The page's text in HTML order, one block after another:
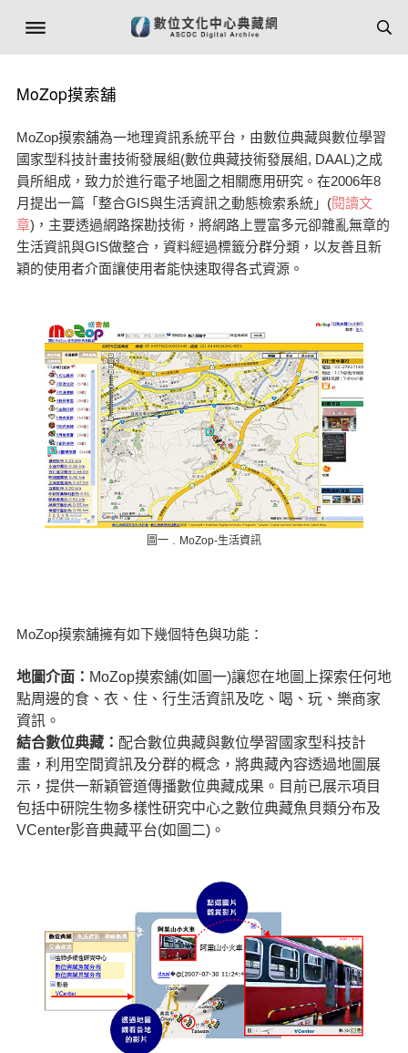
MoZop摸索舖
MoZop摸索舖為一地理資訊系統平台，由數位典藏與數位學習
國家型科技計畫技術發展組(數位典藏技術發展組, DAAL)之成
員所組成，致力於進行電子地圖之相關應用研究。在2006年8
月提出一篇「整合GIS與生活資訊之動態檢索系統」(閱讀文
章)，主要透過網路探勘技術，將網路上豐富多元卻雜亂無章的
生活資訊與GIS做整合，資料經過標籤分群分類，以友善且新
穎的使用者介面讓使用者能快速取得各式資源。
圖一﹒MoZop-生活資訊
MoZop摸索舖擁有如下幾個特色與功能：
地圖介面： MoZop摸索舖(如圖一)讓您在地圖上探索任何地
點周邊的食、衣、住、行生活資訊及吃、喝、玩、樂商家
資訊。
結合數位典藏： 配合數位典藏與數位學習國家型科技計
畫，利用空間資訊及分群的概念，將典藏內容透過地圖展
示，提供一新穎管道傳播數位典藏成果。目前已展示項目
包括中研院生物多樣性研究中心之數位典藏魚貝類分布及
VCenter影音典藏平台(如圖二)。